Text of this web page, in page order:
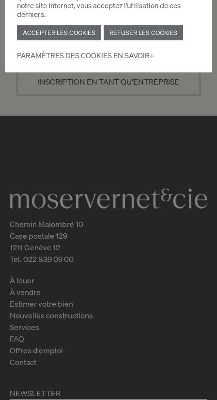
INSCRIPTION EN TANT QUE PARTICULIER
INSCRIPTION EN TANT QU'ENTREPRISE
Chemin Malombré 10
Case postale 129
1211 Genève 12
Tel. 022 839 09 00
À louer
À vendre
Estimer votre bien
Nouvelles constructions
Services
FAQ
Offres d'emploi
Contact
NEWSLETTER
notre site Internet, vous acceptez l’utilisation de ces
derniers.
ACCEPTER LES COOKIES REFUSER LES COOKIES
PARAMÈTRES DES COOKIESEN SAVOIR+